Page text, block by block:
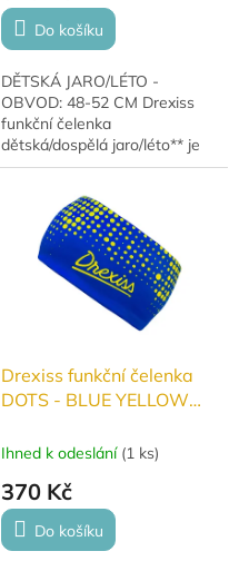
Do košíku
DĚTSKÁ JARO/LÉTO -
OBVOD: 48-52 CM Drexiss
funkční čelenka
dětská/dospělá jaro/léto** je
vyrobena z lehkého funkčního
pot. Perfektní volba pro...
Drexiss funkční čelenka
DOTS - BLUE YELLOW
Ihned k odeslání (1 ks)
370 Kč
Do košíku